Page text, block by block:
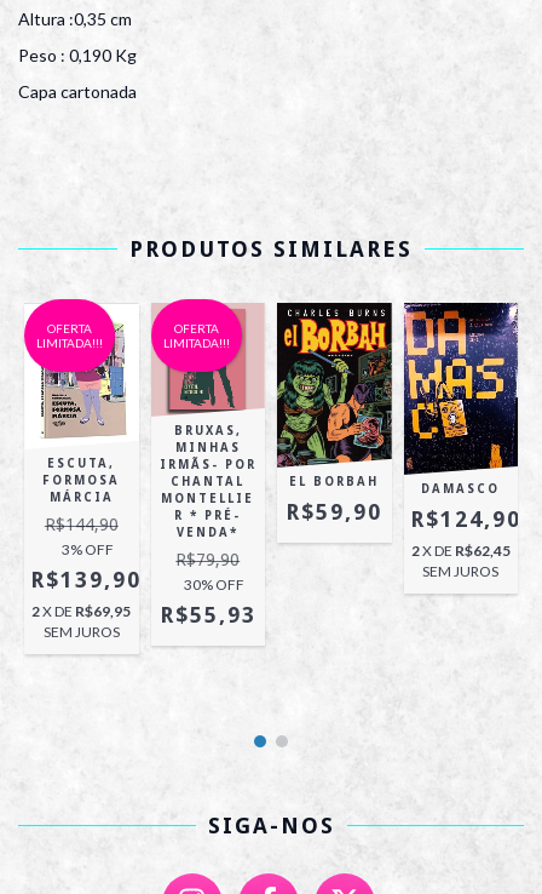
Altura :0,35 cm
Peso : 0,190 Kg
Capa cartonada
PRODUTOS SIMILARES
OFERTA
LIMITADA!!!
ESCUTA,
FORMOSA
MÁRCIA
R$144,90
3% OFF
R$139,90
2X DE R$69,95
SEM JUROS
OFERTA
LIMITADA!!!
BRUXAS,
MINHAS
IRMÃS- POR
CHANTAL
MONTELLIE
R * PRÉ-
VENDA*
R$79,90
30% OFF
R$55,93
EL BORBAH
R$59,90
DAMASCO
R$124,90
2X DE R$62,45
SEM JUROS
SIGA-NOS